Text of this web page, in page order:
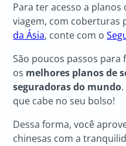
Para ter acesso a
viagem, com coberturas
da Ásia, conte com o
São poucos passos
os melhores planos de
seguradoras do mundo
que cabe no seu bolso!
Dessa forma, você
chinesas com a